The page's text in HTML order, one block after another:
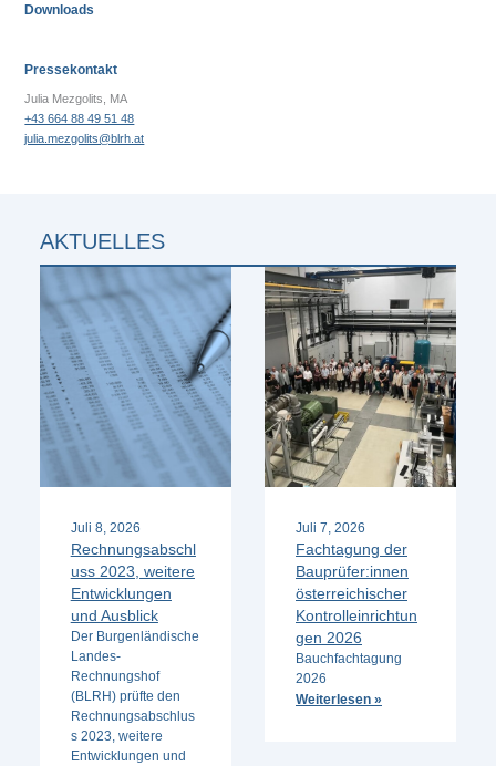
Downloads
Pressekontakt
Julia Mezgolits, MA
+43 664 88 49 51 48
julia.mezgolits@blrh.at
AKTUELLES
Juli 8, 2026
Rechnungsabschl
uss 2023, weitere
Entwicklungen
und Ausblick
Der Burgenländische
Landes-
Rechnungshof
(BLRH) prüfte den
Rechnungsabschlus
s 2023, weitere
Entwicklungen und
Juli 7, 2026
Fachtagung der
Bauprüfer:innen
österreichischer
Kontrolleinrichtun
gen 2026
Bauchfachtagung
2026
Weiterlesen »